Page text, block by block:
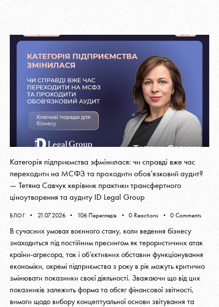
Категорія підприємства зфмінилася: чи справді вже час
переходити на МСФЗ та проходити обов’язковий аудит?
— Тетяна Савчук керівник практики трансфертного
ціноутворення та аудиту ID Legal Group
БЛОГ 21.07.2026 106 Переглядів 0 Reactions 0 Comments
В сучасних умовах воєнного стану, коли ведення бізнесу
знаходиться під постійним пресингом як терористичних атак
країни-агресора, так і об’єктивних обставин функціонування
економіки, окремі підприємства з року в рік можуть критично
змінювати показники своєї діяльності. Зважаючи що від цих
показників залежить форма та обсяг фінансової звітності,
вимоги щодо вибору концептуальної основи звітування та